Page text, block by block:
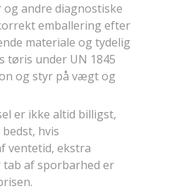
og andre diagnostiske
emballering efter
materiale og tydelig
tøris under UN 1845
og styr på vægt og
er ikke altid billigst,
hvis
ventetid, ekstra
af sporbarhed er